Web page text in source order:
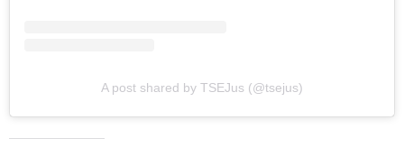
A post shared by TSEJus (@tsejus)